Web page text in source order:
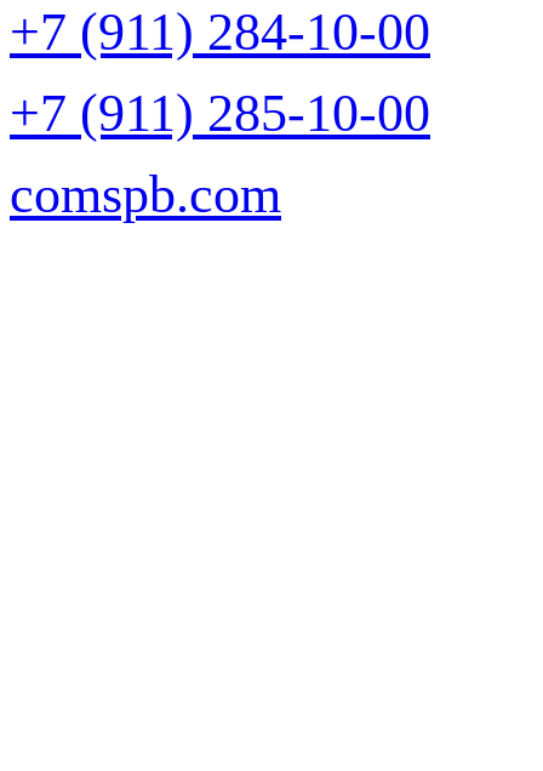
+7 (911) 284-10-00
+7 (911) 285-10-00
comspb.com
Задать вопрос